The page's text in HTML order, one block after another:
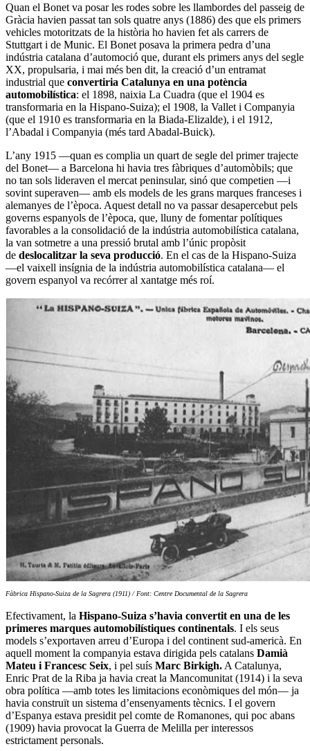
Quan el Bonet va posar les rodes sobre les llambordes del passeig de
Gràcia havien passat tan sols quatre anys (1886) des que els primers
vehicles motoritzats de la història ho havien fet als carrers de
Stuttgart i de Munic. El Bonet posava la primera pedra d’una
indústria catalana d’automoció que, durant els primers anys del segle
XX, propulsaria, i mai més ben dit, la creació d’un entramat
industrial que convertiria Catalunya en una potència
automobilística: el 1898, naixia La Cuadra (que el 1904 es
transformaria en la Hispano-Suiza); el 1908, la Vallet i Companyia
(que el 1910 es transformaria en la Biada-Elizalde), i el 1912,
l’Abadal i Companyia (més tard Abadal-Buick).
L’any 1915 —quan es complia un quart de segle del primer trajecte
del Bonet— a Barcelona hi havia tres fàbriques d’automòbils; que
no tan sols lideraven el mercat peninsular, sinó que competien —i
sovint superaven— amb els models de les grans marques franceses i
alemanyes de l’època. Aquest detall no va passar desapercebut pels
governs espanyols de l’època, que, lluny de fomentar polítiques
favorables a la consolidació de la indústria automobilística catalana,
la van sotmetre a una pressió brutal amb l’únic propòsit
de deslocalitzar la seva producció. En el cas de la Hispano-Suiza
—el vaixell insígnia de la indústria automobilística catalana— el
govern espanyol va recórrer al xantatge més roí.
Fàbrica Hispano-Suiza de la Sagrera (1911) / Font: Centre Documental de la Sagrera
Efectivament, la Hispano-Suiza s’havia convertit en una de les
primeres marques automobilístiques continentals. I els seus
models s’exportaven arreu d’Europa i del continent sud-americà. En
aquell moment la companyia estava dirigida pels catalans Damià
Mateu i Francesc Seix, i pel suís Marc Birkigh. A Catalunya,
Enric Prat de la Riba ja havia creat la Mancomunitat (1914) i la seva
obra política —amb totes les limitacions econòmiques del món— ja
havia construït un sistema d’ensenyaments tècnics. I el govern
d’Espanya estava presidit pel comte de Romanones, qui poc abans
(1909) havia provocat la Guerra de Melilla per interessos
estrictament personals.